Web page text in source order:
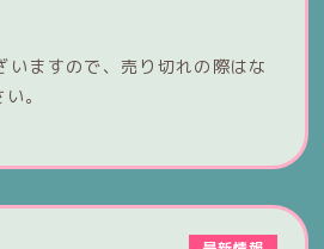
ますので、売り切れの際はな
。